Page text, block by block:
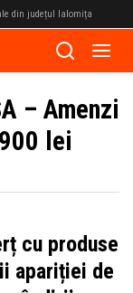
din județul Ialomița
– Amenzi
lei
cu produse
apariției de